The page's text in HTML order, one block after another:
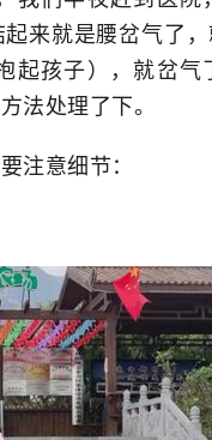
来就是腰岔气了
起孩子），就岔
法处理了下。
注意细节：